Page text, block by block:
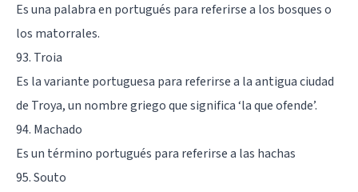
Es una palabra en portugués para referirse a los bosques o
los matorrales.
93. Troia
Es la variante portuguesa para referirse a la antigua ciudad
de Troya, un nombre griego que significa ‘la que ofende’.
94. Machado
Es un término portugués para referirse a las hachas
95. Souto